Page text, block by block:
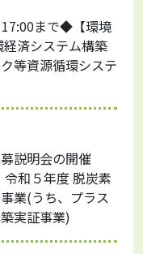
まで◆【環境
済システム構築
等資源循環システ
説明会の開催
和５年度 脱炭素
業(うち、プラス
実証事業)